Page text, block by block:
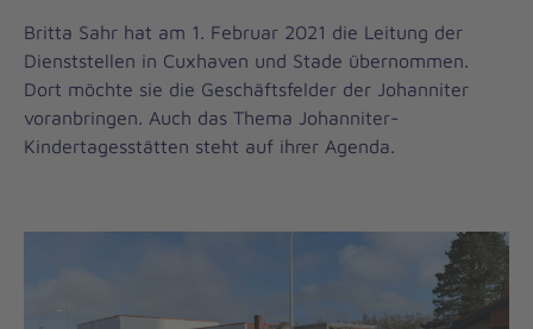
Britta Sahr hat am 1. Februar 2021 die Leitung der
Dienststellen in Cuxhaven und Stade übernommen.
Dort möchte sie die Geschäftsfelder der Johanniter
voranbringen. Auch das Thema Johanniter-
Kindertagesstätten steht auf ihrer Agenda.